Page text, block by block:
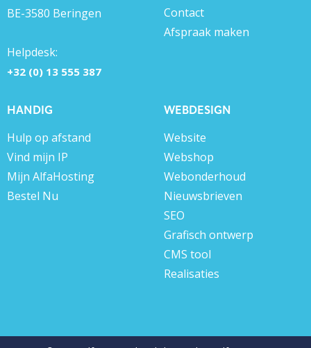
BE-3580 Beringen
Helpdesk:
+32 (0) 13 555 387
Contact
Afspraak maken
HANDIG
Hulp op afstand
Vind mijn IP
Mijn AlfaHosting
Bestel Nu
WEBDESIGN
Website
Webshop
Webonderhoud
Nieuwsbrieven
SEO
Grafisch ontwerp
CMS tool
Realisaties